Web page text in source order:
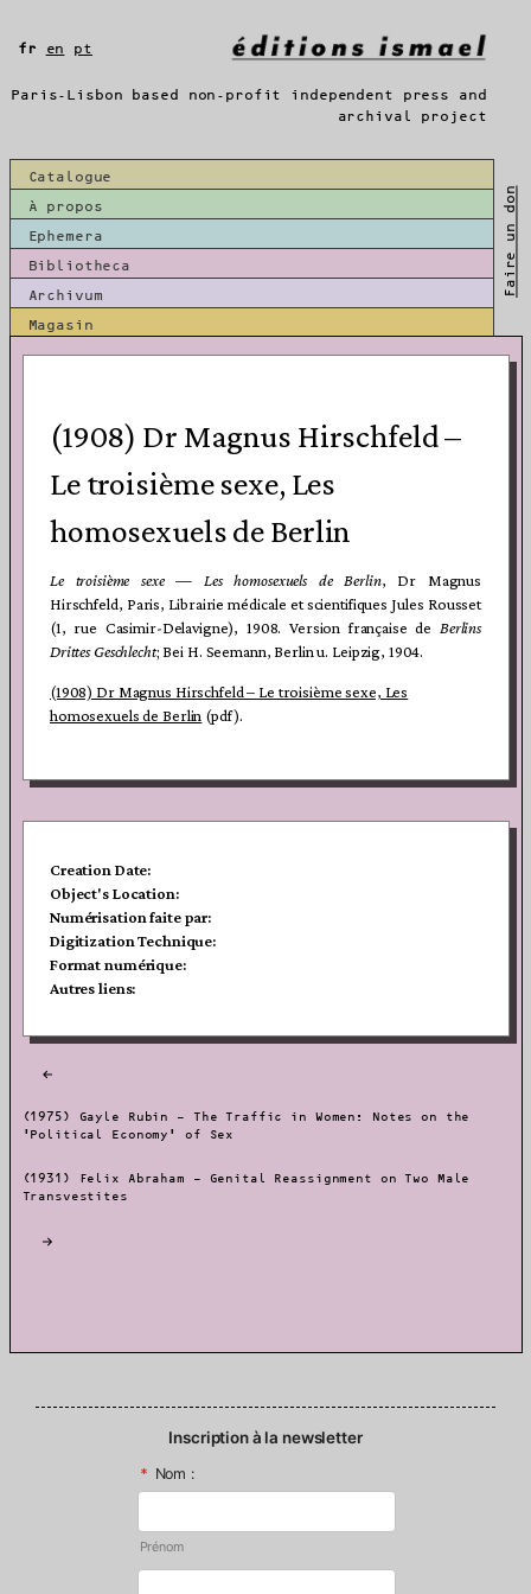
Paris-Lisbon based non-profit independent press and
archival project
Catalogue
À propos
Ephemera
Bibliotheca
Archivum
Magasin
Faire un don
fr en pt
(1908) Dr Magnus Hirschfeld –
Le troisième sexe, Les
homosexuels de Berlin
Le troisième sexe — Les homosexuels de Berlin, Dr Magnus
Hirschfeld, Paris, Librairie médicale et scientifiques Jules Rousset
(1, rue Casimir-Delavigne), 1908. Version française de Berlins
Drittes Geschlecht; Bei H. Seemann, Berlin u. Leipzig, 1904.
(1908) Dr Magnus Hirschfeld – Le troisième sexe, Les
homosexuels de Berlin (pdf).
Creation Date:
Object's Location:
Numérisation faite par:
Digitization Technique:
Format numérique:
Autres liens:
l’article
(1975) Gayle Rubin – The Traffic in Women: Notes on the
‘Political Economy’ of Sex
(1931) Felix Abraham – Genital Reassignment on Two Male
Transvestites
Inscription à la newsletter
* Nom :
Prénom